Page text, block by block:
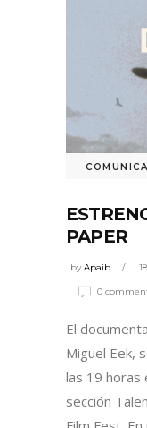
PAPER
byApaib
0
El
Miguel Eek,
las 19 horas
sección